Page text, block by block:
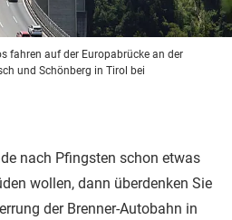
fahren auf der Europabrücke an der
und Schönberg in Tirol bei
nach Pfingsten schon etwas
wollen, dann überdenken Sie
der Brenner-Autobahn in